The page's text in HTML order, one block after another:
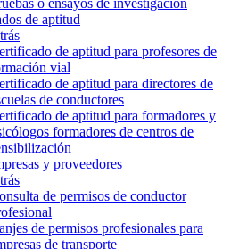
o ensayos de investigación
de aptitud
de aptitud para profesores de
vial
de aptitud para directores de
de conductores
de aptitud para formadores y
formadores de centros de
y proveedores
de permisos de conductor
de permisos profesionales para
de transporte